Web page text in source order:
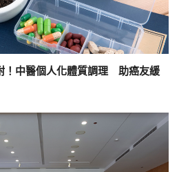
！中醫個人化體質調理 助癌友緩